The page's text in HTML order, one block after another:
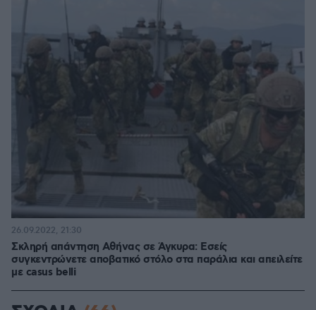
Σκληρή απάντηση Αθήνας σε Άγκυρα: Εσείς
συγκεντρώνετε αποβατικό στόλο στα παράλια και απειλείτε
με casus belli
26.09.2022, 21:30